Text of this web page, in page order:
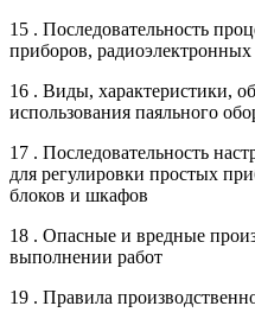
15 . Последовательность
приборов,
16 . Виды, характеристики,
использования паяльного
17 . Последовательность
для регулировки простых
блоков и шкафов
18 . Опасные и вредные
выполнении работ
19 . Правила